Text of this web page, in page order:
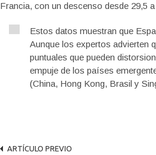
Francia, con un descenso desde 29,5
Estos datos muestran que
Aunque los expertos advierten
puntuales que pueden
empuje de los países
(China, Hong Kong, Brasil y
ARTÍCULO PREVIO